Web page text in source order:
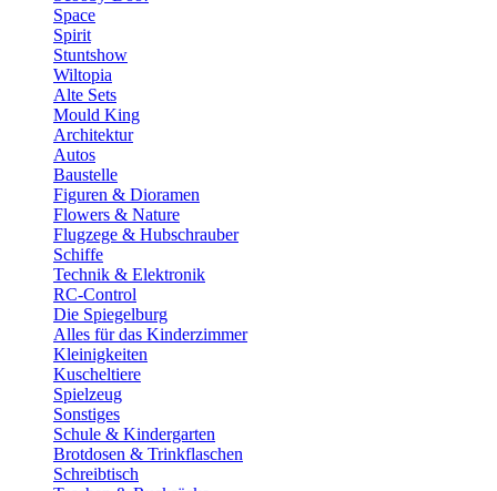
Space
Spirit
Stuntshow
Wiltopia
Alte Sets
Mould King
Architektur
Autos
Baustelle
Figuren & Dioramen
Flowers & Nature
Flugzege & Hubschrauber
Schiffe
Technik & Elektronik
RC-Control
Die Spiegelburg
Alles für das Kinderzimmer
Kleinigkeiten
Kuscheltiere
Spielzeug
Sonstiges
Schule & Kindergarten
Brotdosen & Trinkflaschen
Schreibtisch